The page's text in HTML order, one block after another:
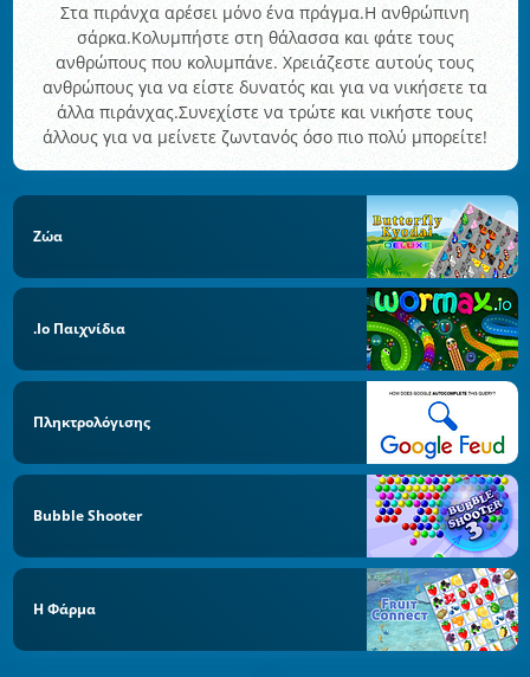
Στα πιράνχα αρέσει μόνο ένα πράγμα.Η ανθρώπινη
σάρκα.Κολυμπήστε στη θάλασσα και φάτε τους
ανθρώπους που κολυμπάνε. Χρειάζεστε αυτούς τους
ανθρώπους για να είστε δυνατός και για να νικήσετε τα
άλλα πιράνχας.Συνεχίστε να τρώτε και νικήστε τους
άλλους για να μείνετε ζωντανός όσο πιο πολύ μπορείτε!
Ζώα
.io Παιχνίδια
Πληκτρολόγισης
Bubble Shooter
Η Φάρμα